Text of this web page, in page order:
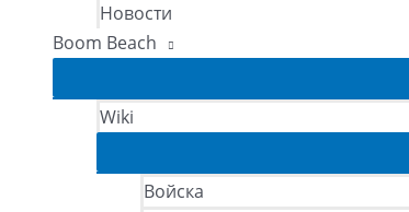
Новости
Boom Beach
Wiki
Войска